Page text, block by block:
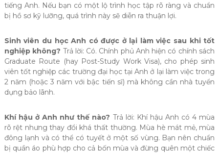
tiếng Anh. Nếu bạn có một lộ trình học tập rõ ràng và chuẩn
bị hồ sơ kỹ lưỡng, quá trình này sẽ diễn ra thuận lợi.
Sinh viên du học Anh có được ở lại làm việc sau khi tốt
nghiệp không? Trả lời: Có. Chính phủ Anh hiện có chính sách
Graduate Route (hay Post-Study Work Visa), cho phép sinh
viên tốt nghiệp các trường đại học tại Anh ở lại làm việc trong
2 năm (hoặc 3 năm với bậc tiến sĩ) mà không cần nhà tuyển
dụng bảo lãnh.
Khí hậu ở Anh như thế nào? Trả lời: Khí hậu Anh có 4 mùa
rõ rệt nhưng thay đổi khá thất thường. Mùa hè mát mẻ, mùa
đông lạnh và có thể có tuyết ở một số vùng. Bạn nên chuẩn
bị quần áo phù hợp cho cả bốn mùa và đừng quên một chiếc